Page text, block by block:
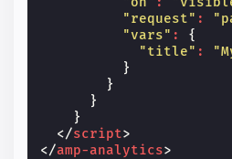
"request" :
"vars" :
{
"title" :
}
}
}
}
</script>
</amp-analytics>